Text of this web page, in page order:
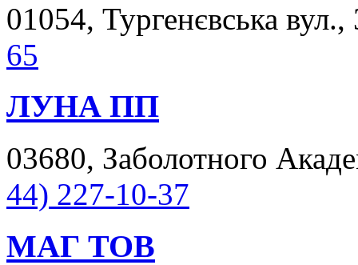
01054, Тургенєвська
65
ЛУНА ПП
03680, Заболотного
44) 227-10-37
МАГ ТОВ